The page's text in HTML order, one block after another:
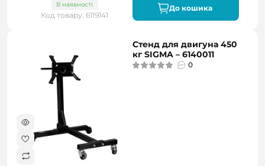
В наявності
Код товару: 6119141
До кошика
Стенд для двигуна 450
кг SIGMA – 6140011
0